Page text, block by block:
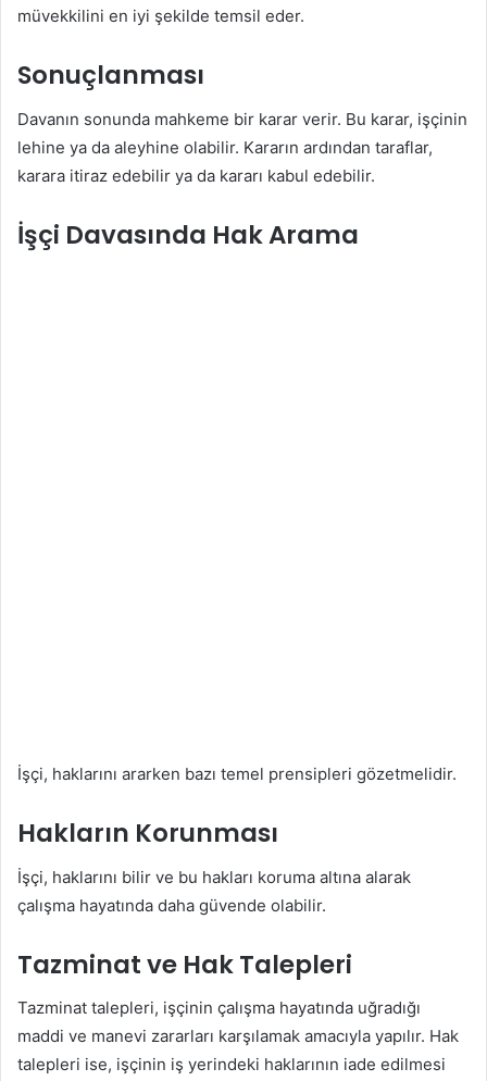
müvekkilini en iyi şekilde temsil eder.
Sonuçlanması
Davanın sonunda mahkeme bir karar verir. Bu karar, işçinin
lehine ya da aleyhine olabilir. Kararın ardından taraflar,
karara itiraz edebilir ya da kararı kabul edebilir.
İşçi Davasında Hak Arama
İşçi, haklarını ararken bazı temel prensipleri gözetmelidir.
Hakların Korunması
İşçi, haklarını bilir ve bu hakları koruma altına alarak
çalışma hayatında daha güvende olabilir.
Tazminat ve Hak Talepleri
Tazminat talepleri, işçinin çalışma hayatında uğradığı
maddi ve manevi zararları karşılamak amacıyla yapılır. Hak
talepleri ise, işçinin iş yerindeki haklarının iade edilmesi